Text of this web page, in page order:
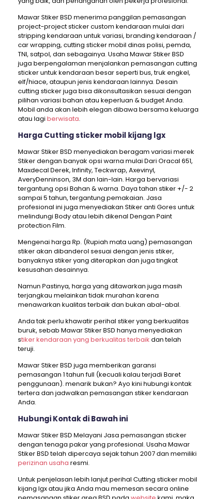
Mawar Stiker BSD menerima panggilan pemasangan
project-project sticker custom kendaraan mulai dari
stripping kendaraan untuk variasi, branding kendaraan /
car wrapping, cutting sticker mobil dinas polisi, pemda,
TNI, satpol, dan sebagainya. Usaha Mawar Stiker BSD
juga berpengalaman menjalankan pemasangan cutting
sticker untuk kendaraan besar seperti bus, truk engkel,
elf/hiace, ataupun jenis kendaraan lainnya. Desain
cutting sticker juga bisa dikonsultasikan sesuai dengan
pilihan variasi bahan atau keperluan & budget Anda.
Mobil anda akan lebih elegan dibawa bersama keluarga
atau lagi berwisata.
Harga Cutting sticker mobil kijang lgx
Mawar Stiker BSD menyediakan beragam variasi merek
Stiker dengan banyak opsi warna mulai Dari Oracal 651,
Maxdecal Derek, Infinity, Teckwrap, Axevinyl,
AveryDenninson, 3M dan lain-lain. Harga bervariasi
tergantung opsi Bahan & warna. Daya tahan stiker +/- 2
sampai 5 tahun, tergantung pemakaian. Jasa
profesional ini juga menyediakan Stiker anti Gores untuk
melindungi Body atau lebih dikenal Dengan Paint
protection Film.
Mengenai harga Rp. (Rupiah mata uang) pemasangan
stiker akan dibanderol sesuai dengan jenis stiker,
banyaknya stiker yang diterapkan dan juga tingkat
kesusahan desainnya.
Namun Pastinya, harga yang ditawarkan juga masih
terjangkau melainkan tidak murahan karena
menawarkan kualitas terbaik dan bukan abal-abal.
Anda tak perlu khawatir perihal stiker yang berkualitas
buruk, sebab Mawar Stiker BSD hanya menyediakan
stiker kendaraan yang berkualitas terbaik dan telah
teruji.
Mawar Stiker BSD juga memberikan garansi
pemasangan 1 tahun full (kecuali kalau terjadi Baret
penggunaan). menarik bukan? Ayo kini hubungi kontak
tertera dan jadwalkan pemasangan stiker kendaraan
Anda.
Hubungi Kontak di Bawah ini
Mawar Stiker BSD Melayani Jasa pemasangan sticker
dengan tenaga pakar yang profesional. Usaha Mawar
Stiker BSD telah dipercaya sejak tahun 2007 dan memiliki
perizinan usaha resmi.
Untuk penjelasan lebih lanjut perihal Cutting sticker mobil
kijang lgx atau jika Anda mau memesan secara online